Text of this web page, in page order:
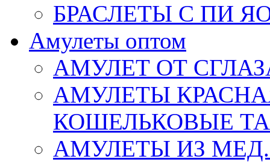
БРАСЛЕТЫ С ПИ
Амулеты оптом
АМУЛЕТ ОТ
АМУЛЕТЫ
КОШЕЛЬКОВЫЕ
АМУЛЕТЫ ИЗ